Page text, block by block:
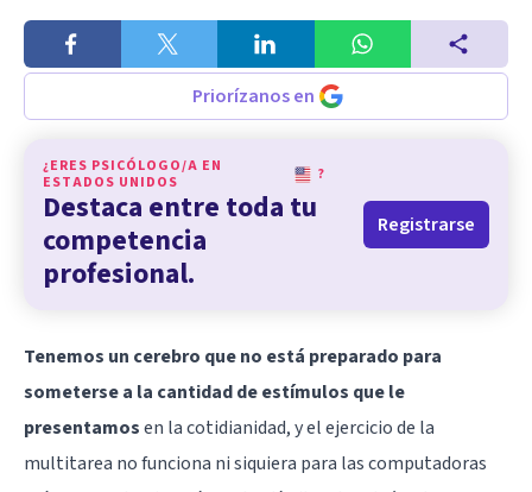
Priorízanos en
¿ERES PSICÓLOGO/A EN
ESTADOS UNIDOS
?
Destaca entre toda tu
competencia
profesional.
Registrarse
Tenemos un cerebro que no está preparado para
someterse a la cantidad de estímulos que le
presentamosen la cotidianidad, y el ejercicio de la
multitarea no funciona ni siquiera para las computadoras